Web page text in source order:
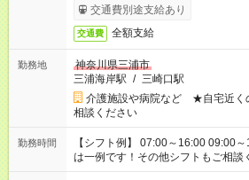
交通費別途支給あり
交通費 全額支給
勤務地
神奈川県三浦市
三浦海岸駅 / 三崎口駅
介護施設や病院など ★自宅近く
相談ください
勤務時間
【シフト例】 07:00～16:00 09:00～
は一例です！その他シフトもご相談